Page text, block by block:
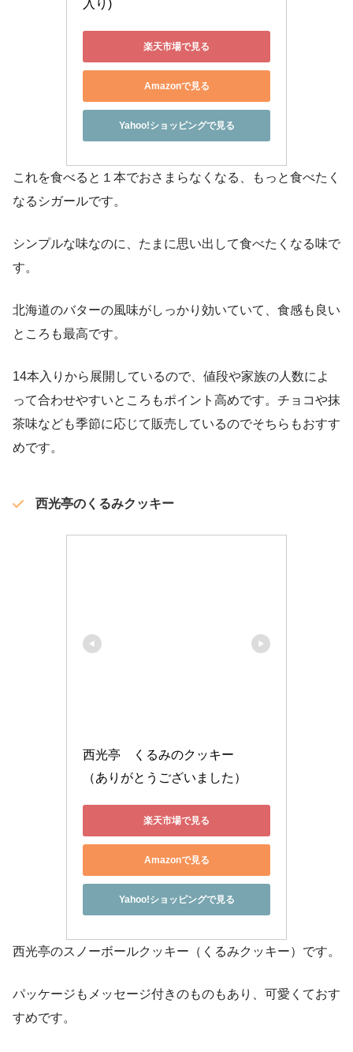
入り)
楽天市場で見る
Amazonで見る
Yahoo!ショッピングで見る
これを食べると１本でおさまらなくなる、もっと食べたく
なるシガールです。
シンプルな味なのに、たまに思い出して食べたくなる味で
す。
北海道のバターの風味がしっかり効いていて、食感も良い
ところも最高です。
14本入りから展開しているので、値段や家族の人数によ
って合わせやすいところもポイント高めです。チョコや抹
茶味なども季節に応じて販売しているのでそちらもおすす
めです。
西光亭のくるみクッキー
西光亭　くるみのクッキー
（ありがとうございました）
楽天市場で見る
Amazonで見る
Yahoo!ショッピングで見る
西光亭のスノーボールクッキー（くるみクッキー）です。
パッケージもメッセージ付きのものもあり、可愛くておす
すめです。